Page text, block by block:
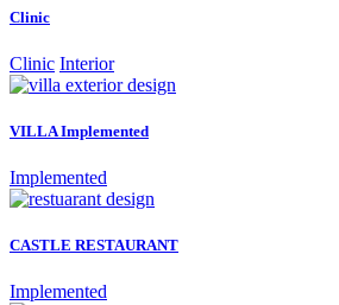
Clinic
Clinic Interior
VILLA Implemented
Implemented
CASTLE RESTAURANT
Implemented